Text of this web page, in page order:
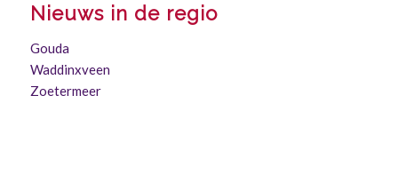
Nieuws in de regio
Gouda
Waddinxveen
Zoetermeer